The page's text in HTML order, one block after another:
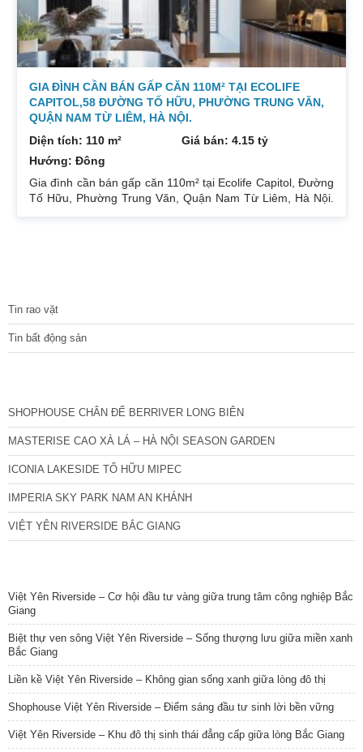
GIA ĐÌNH CẦN BÁN GẤP CĂN 110M² TẠI ECOLIFE
CAPITOL,58 ĐƯỜNG TỐ HỮU, PHƯỜNG TRUNG VĂN,
QUẬN NAM TỪ LIÊM, HÀ NỘI.
Diện tích: 110 m²
Giá bán: 4.15 tỷ
Hướng: Đông
Gia đình cần bán gấp căn 110m² tại Ecolife Capitol, Đường
Tố Hữu, Phường Trung Văn, Quận Nam Từ Liêm, Hà Nội.
Tin rao vặt
Tin bất động sản
SHOPHOUSE CHÂN ĐẾ BERRIVER LONG BIÊN
MASTERISE CAO XÀ LÁ – HÀ NỘI SEASON GARDEN
ICONIA LAKESIDE TỐ HỮU MIPEC
IMPERIA SKY PARK NAM AN KHÁNH
VIỆT YÊN RIVERSIDE BẮC GIANG
Việt Yên Riverside – Cơ hội đầu tư vàng giữa trung tâm công nghiệp Bắc
Giang
Biệt thự ven sông Việt Yên Riverside – Sống thượng lưu giữa miền xanh
Bắc Giang
Liền kề Việt Yên Riverside – Không gian sống xanh giữa lòng đô thị
Shophouse Việt Yên Riverside – Điểm sáng đầu tư sinh lời bền vững
Việt Yên Riverside – Khu đô thị sinh thái đẳng cấp giữa lòng Bắc Giang